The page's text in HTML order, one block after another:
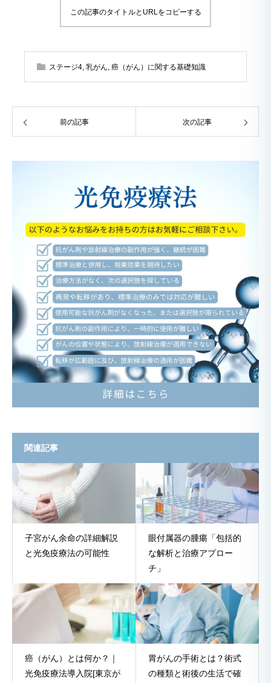
この記事のタイトルとURLをコピーする
ステージ4, 乳がん, 癌（がん）に関する基礎知識
前の記事 次の記事
関連記事
子宮がん余命の詳細解説
と光免疫療法の可能性
眼付属器の腫瘍「包括的
な解析と治療アプロー
チ」
癌（がん）とは何か？｜
光免疫療法導入院[東京が
胃がんの手術とは？術式
の種類と術後の生活で確